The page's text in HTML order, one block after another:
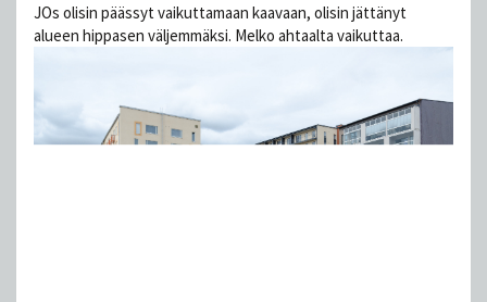
JOs olisin päässyt vaikuttamaan kaavaan, olisin jättänyt
alueen hippasen väljemmäksi. Melko ahtaalta vaikuttaa.